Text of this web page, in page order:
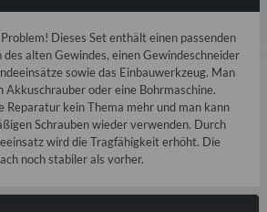
Dieses Set enthält einen passenden
alten Gewindes, einen Gewindeschneider
sowie das Einbauwerkzeug. Man
Akkuschrauber oder eine Bohrmaschine.
Reparatur kein Thema mehr und man kann
Schrauben wieder verwenden. Durch
wird die Tragfähigkeit erhöht. Die
noch stabiler als vorher.